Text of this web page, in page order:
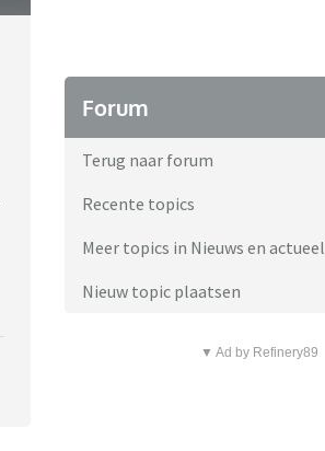
Forum
Terug naar forum
Recente topics
Meer topics in Nieuws en actueel
Nieuw topic plaatsen
▼ Ad by Refinery89